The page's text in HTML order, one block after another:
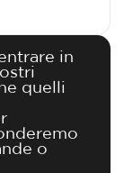
in
quelli
o